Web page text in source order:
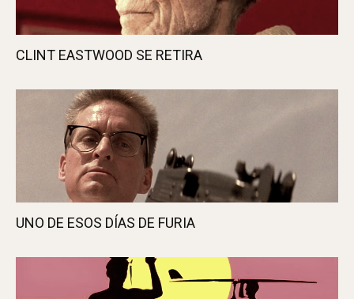
CLINT EASTWOOD SE RETIRA
UNO DE ESOS DÍAS DE FURIA